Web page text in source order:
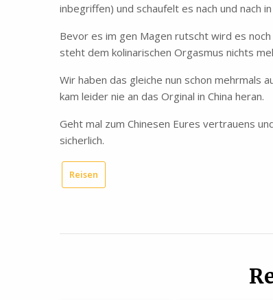
inbegriffen) und schaufelt es nach und nach
Bevor es im gen Magen rutscht wird es
steht dem kolinarischen Orgasmus nichts
Wir haben das gleiche nun schon mehrmals
kam leider nie an das Orginal in China heran.
Geht mal zum Chinesen Eures vertrauens
sicherlich.
Reisen